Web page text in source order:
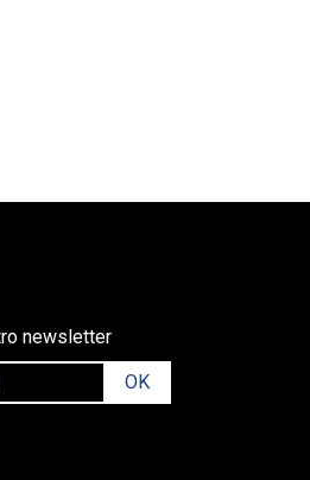
newsletter
OK